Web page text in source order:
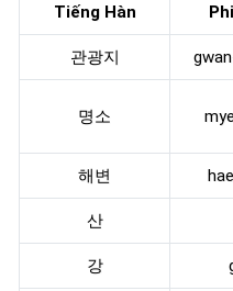
Tiếng Hàn
관광지
명소
해변
산
강